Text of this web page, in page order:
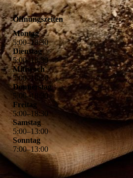
Öffnungszeiten
Montag
5:00–18:30
Dienstag
5:00–18:30
Mittwoch
5:00–18:30
Donnerstag
5:00–18
30
Freitag
5:00–18:30
Samstag
5:00–13:00
Sonntag
7:00–13:00